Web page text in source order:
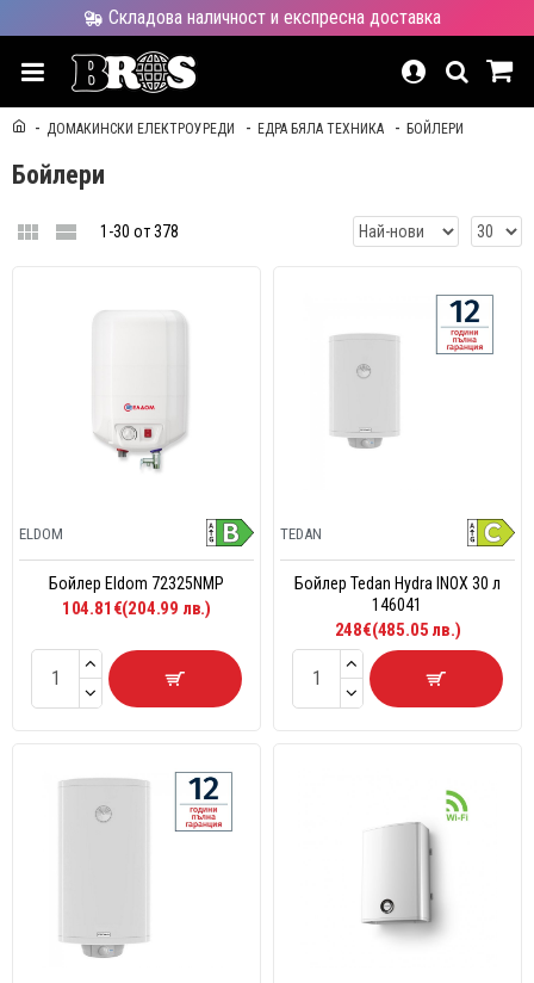
Складова наличност и експресна доставка
ДОМАКИНСКИ ЕЛЕКТРОУРЕДИ ЕДРА БЯЛА ТЕХНИКА БОЙЛЕРИ
Бойлери
1-30 от 378
ELDOM
Бойлер Eldom 72325NMP
104.81€(204.99 лв.)
TEDAN
Бойлер Tedan Hydra INOX 30 л
146041
248€(485.05 лв.)